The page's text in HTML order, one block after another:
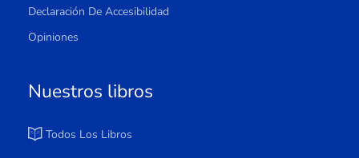
Declaración De Accesibilidad
Opiniones
Nuestros libros
Todos Los Libros